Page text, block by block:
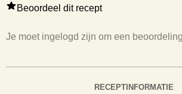
Beoordeel dit recept
Je moet ingelogd zijn om een
RECEPTINFORMATIE